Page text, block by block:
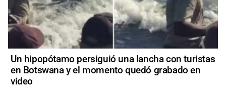
Un hipopótamo persiguió una lancha con turistas
en Botswana y el momento quedó grabado en
video